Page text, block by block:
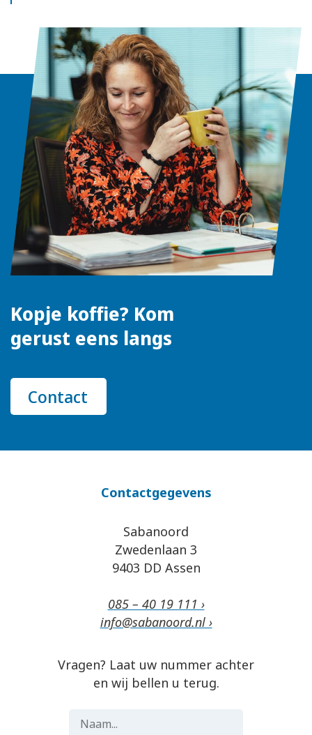
Kopje koffie? Kom
gerust eens langs
Contact
Contactgegevens
Sabanoord
Zwedenlaan 3
9403 DD Assen
085 – 40 19 111 ›
info@sabanoord.nl ›
Vragen? Laat uw nummer achter
en wij bellen u terug.